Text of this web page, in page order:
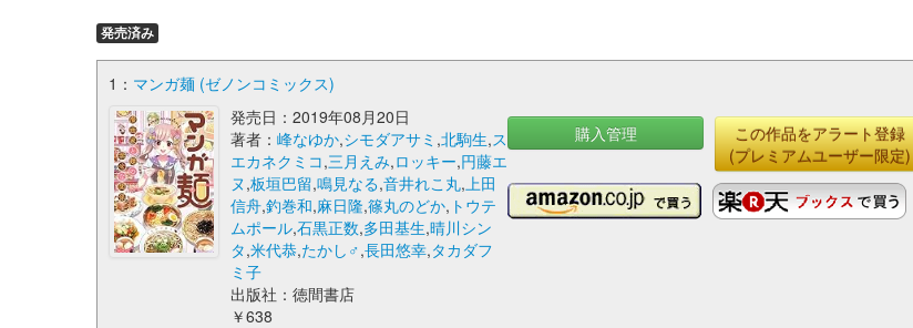
発売済み
1： マンガ麺 (ゼノンコミックス)
発売日：2019年08月20日
著者：峰なゆか,シモダアサミ ,北駒生,ス
エカネクミコ,三月えみ,ロッキー,円藤エ
ヌ ,板垣巴留,鳴見なる,音井れこ丸,上田
信舟,釣巻和,麻日隆,篠丸のどか, トウテ
ムポール,石黒正数,多田基生,晴川シン
タ,米代恭,たかし♂,長田悠幸,タカダフ
ミ子
出版社：徳間書店
￥638
購入管理
この作品をアラート登録
(プレミアムユーザー限定)